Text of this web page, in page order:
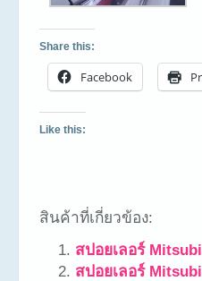
Share this:
Facebook
Like this:
สินค้าที่เกี่ยวข้อง:
สปอยเลอร์
สปอยเลอร์